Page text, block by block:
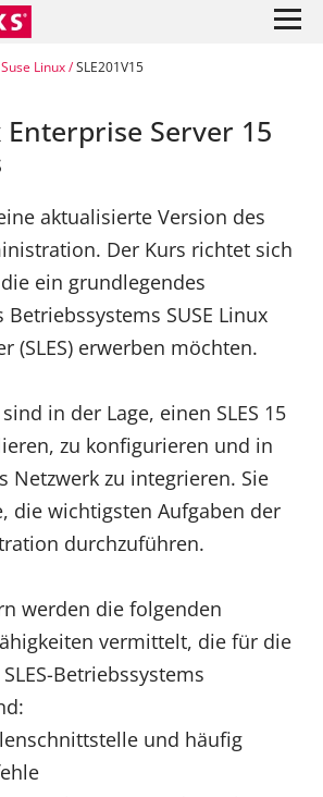
Suse Linux SLE201V15
Enterprise Server 15
aktualisierte Version des
Der Kurs richtet sich
ein grundlegendes
SUSE Linux
(SLES) erwerben möchten.
in der Lage, einen SLES 15
zu konfigurieren und in
Netzwerk zu integrieren. Sie
die wichtigsten Aufgaben der
durchzuführen.
werden die folgenden
vermittelt, die für die
Betriebssystems
und häufig